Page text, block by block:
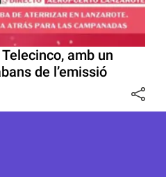
amb un
de l’emissió